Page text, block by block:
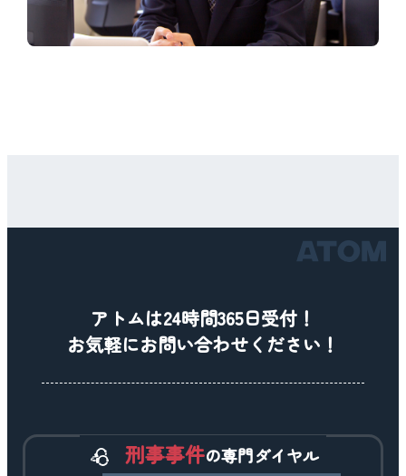
アトムは24時間365日受付！
お気軽にお問い合わせください！
刑事事件の専門ダイヤル